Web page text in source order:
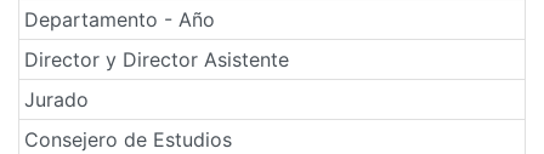
Departamento - Año
Director y Director Asistente
Jurado
Consejero de Estudios